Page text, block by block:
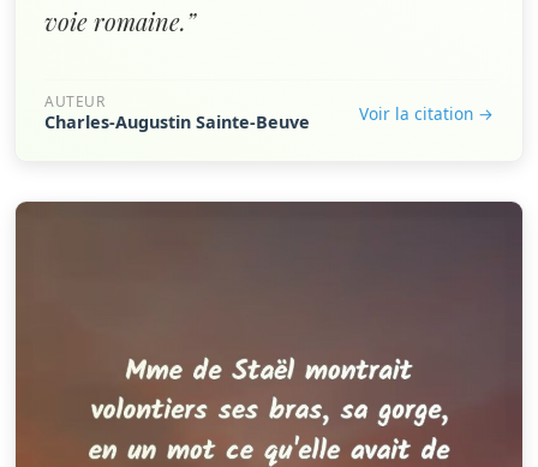
voie romaine.”
AUTEUR
Charles-Augustin Sainte-Beuve Voir la citation →